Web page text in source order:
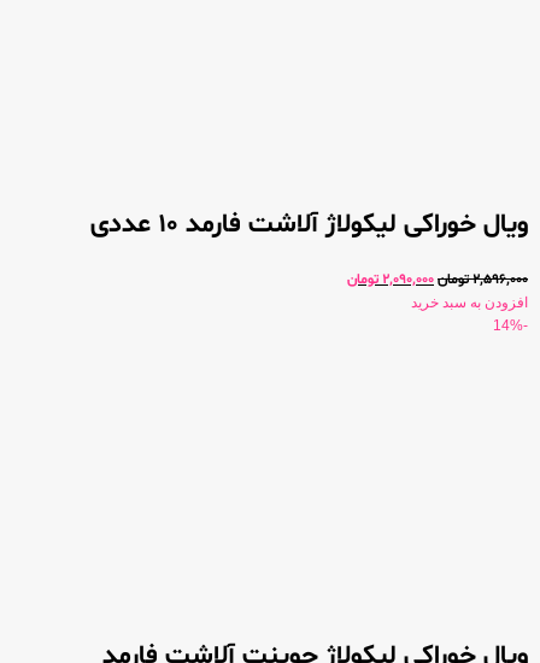
ویال خوراکی لیکولاژ آلاشت فارمد 10 عددی
2,596,000تومان2,090,000 تومان
افزودن به سبد خرید
-14%